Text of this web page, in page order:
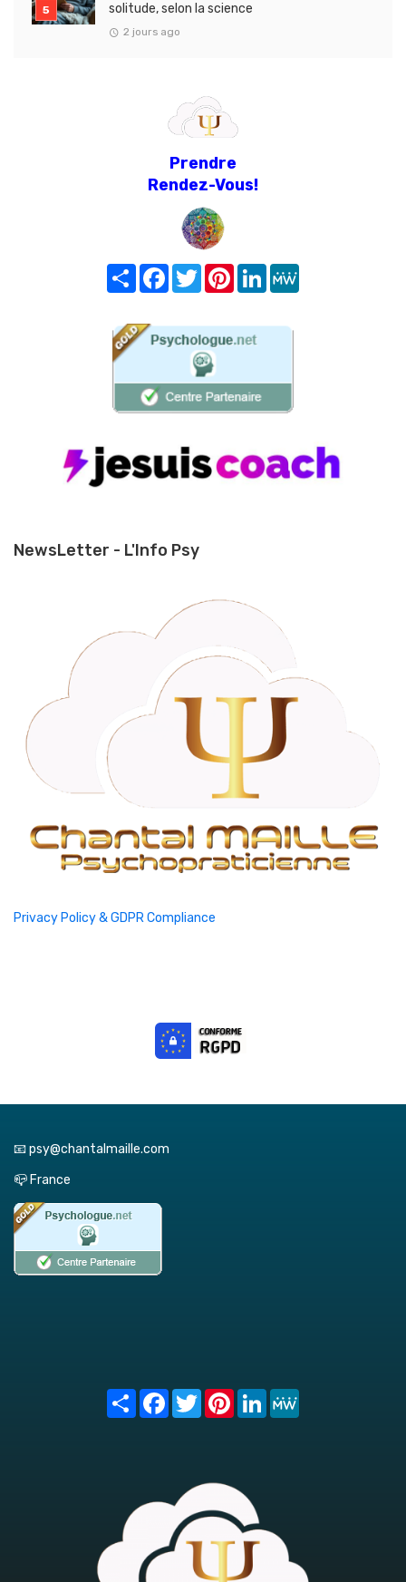
solitude, selon la science
2 jours ago
Prendre
Rendez-Vous!
Share FacebookTwitterPinterest
LinkedIn
NewsLetter - L'Info Psy
Privacy Policy & GDPR Compliance
📧 psy@chantalmaille.com
📪 France
Share FacebookTwitterPinterest
LinkedIn